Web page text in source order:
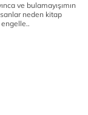
ve bulamayışımın
neden kitap